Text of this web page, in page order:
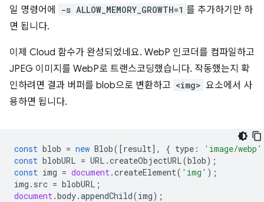
일 명령어에
-s ALLOW_MEMORY_GROWTH=1 를 추가하기만 하
면 됩니다.
이제 Cloud 함수가 완성되었네요. WebP 인코더를 컴파일하고
JPEG 이미지를 WebP로 트랜스코딩했습니다. 작동했는지 확
인하려면 결과 버퍼를 blob으로 변환하고 <img> 요소에서 사
용하면 됩니다.
const blob = new Blob([result], { type :
'image/webp'
const blobURL = URL .createObjectURL(blob);
const img = document.createElement( 'img' );
img . src = blobURL ;
document.body.appendChild(img);